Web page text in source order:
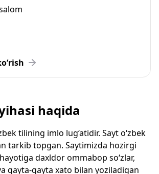
haqida
tilining imlo lug‘atidir. Sayt o‘zbek
tarkib topgan. Saytimizda hozirgi
daxldor ommabop so‘zlar,
qayta-qayta xato bilan yoziladigan